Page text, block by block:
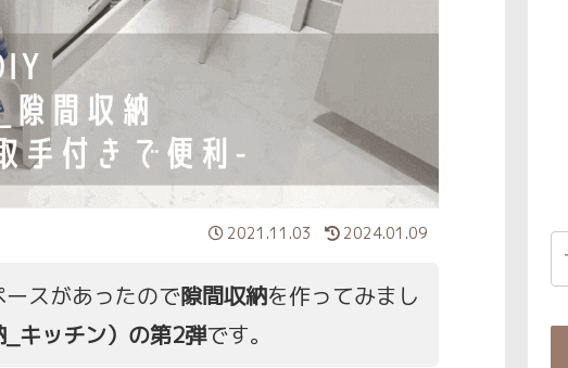
2021.11.03 2024.01.09
スがあったので隙間収納を作ってみまし
キッチン）の第2弾です。